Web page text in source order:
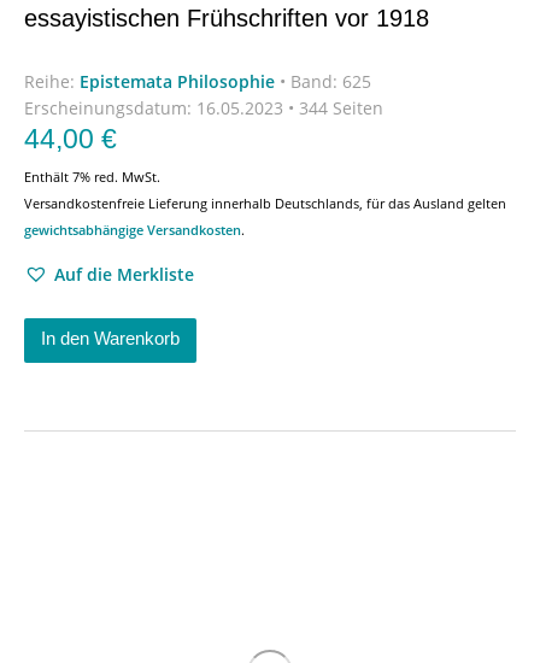
essayistischen Frühschriften vor 1918
Reihe: Epistemata Philosophie • Band: 625
Erscheinungsdatum: 16.05.2023 • 344 Seiten
44,00 €
Enthält 7% red. MwSt.
Versandkostenfreie Lieferung innerhalb Deutschlands, für das Ausland gelten
gewichtsabhängige Versandkosten.
Auf die Merkliste
In den Warenkorb